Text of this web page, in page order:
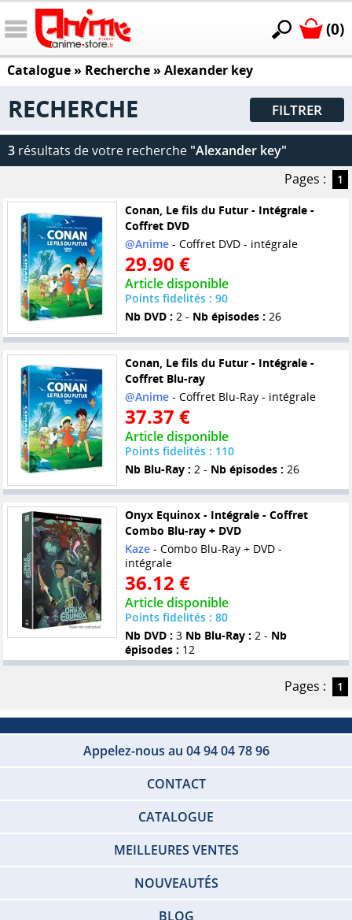
(0)
Catalogue» Recherche » Alexander key
RECHERCHE FILTRER
3 résultats de votre recherche "Alexander key"
Pages :
1
Conan, Le fils du Futur - Intégrale -
Coffret DVD
@Anime- Coffret DVD - intégrale
29.90 €
Article disponible
Points fidelités : 90
Nb DVD : 2 - Nb épisodes : 26
Conan, Le fils du Futur - Intégrale -
Coffret Blu-ray
@Anime- Coffret Blu-Ray - intégrale
37.37 €
Article disponible
Points fidelités : 110
Nb Blu-Ray : 2 - Nb épisodes : 26
Onyx Equinox - Intégrale - Coffret
Combo Blu-ray + DVD
Kaze- Combo Blu-Ray + DVD -
intégrale
36.12 €
Article disponible
Points fidelités : 80
Nb DVD : 3 Nb Blu-Ray : 2 - Nb
épisodes : 12
Pages : 1
Appelez-nous au 04 94 04 78 96
CONTACT
CATALOGUE
MEILLEURES VENTES
NOUVEAUTÉS
BLOG